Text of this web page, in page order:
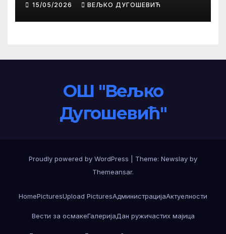
15/05/2026 ВЕЉКО ДУГОШЕВИЋ
ОШ "Вељко
Дугошевић"
Proudly powered by WordPress Theme: Newslay by
Themeansar.
HomePicturesUpload PicturesАдминистрацијаАктуелности
Вести за осмакеГалеријаДан ружичастих мајица